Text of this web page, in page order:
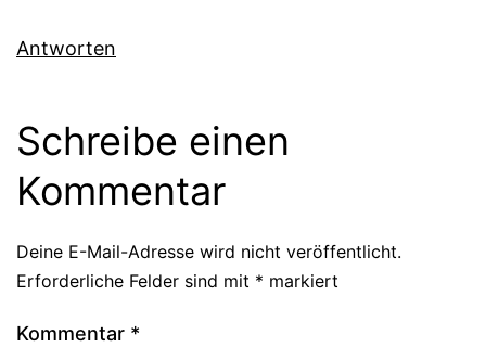
Antworten
Schreibe einen
Kommentar
Deine E-Mail-Adresse wird nicht veröffentlicht.
Erforderliche Felder sind mit * markiert
Kommentar *